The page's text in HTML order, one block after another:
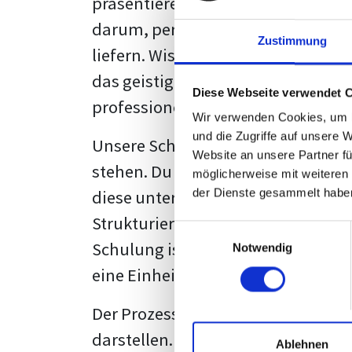
Zustimmung
Diese Webseite verwendet
Wir verwenden Cookies,
und die Zugriffe auf unsere
Website an unsere Partner
möglicherweise mit
der Dienste gesammelt
Notwendig
Ablehnen
darum, persönliche Meinungen
liefern. Wissenschaftliche Texte,
das geistige Eigentum des
professionell zu kommunizieren.
Unsere Schulung wurde mit Blick
stehen. Du wirst nicht nur
diese unter Zuhilfenahme von
Strukturierung ist ebenso
Schulung ist so konzipiert, dass
eine Einheitslösung zu bieten.
Der Prozess des
darstellen. Jedoch, ausgestattet